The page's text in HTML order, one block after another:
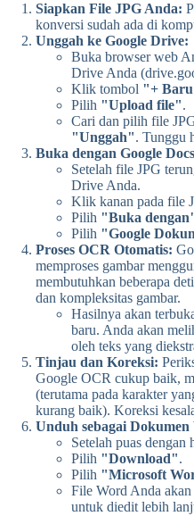
Siapkan File JPG Anda:
konversi sudah ada di
Unggah ke Google Drive:
Buka browser web
Drive Anda
Klik tombol "+
Pilih "Upload file".
Cari dan pilih file
"Unggah". Tunggu
Buka dengan Google
Setelah file JPG
Drive Anda.
Klik kanan pada file
Pilih "Buka
Pilih "Google
Proses OCR Otomatis:
memproses gambar
membutuhkan beberapa
dan kompleksitas gambar.
Hasilnya akan
baru. Anda akan
oleh teks yang
Tinjau dan Koreksi:
Google OCR cukup baik,
(terutama pada karakter
kurang baik). Koreksi
Unduh sebagai
Setelah puas
Pilih "Download".
Pilih "Microsoft
File Word Anda
untuk diedit lebih